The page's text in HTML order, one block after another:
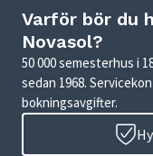
Varför bör du
Novasol?
50 000 semesterhus i
sedan 1968.
bokningsavgifter.